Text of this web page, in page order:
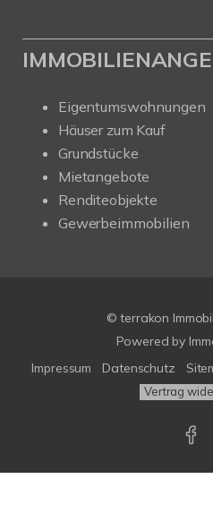
Eigentumswohnungen
Häuser zum Kauf
Grundstücke
Mietangebote
Renditeobjekte
Gewerbeimmobilien
© terrakon
Powered by
Impressum
Datenschutz
Vertrag